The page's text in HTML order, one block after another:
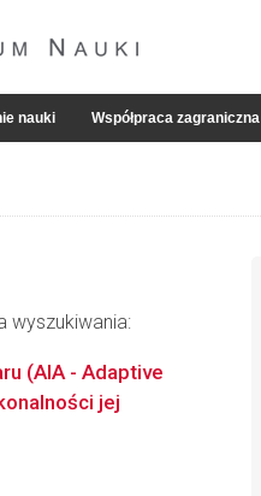
nauki Współpraca zagraniczna
wyszukiwania:
(AIA - Adaptive
jej